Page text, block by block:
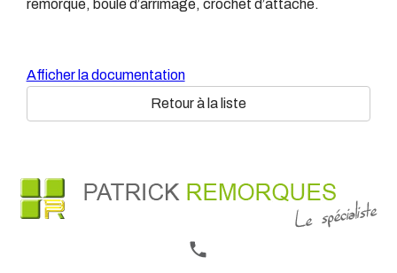
remorque, boule d’arrimage, crochet d’attache.
Afficher la documentation
Retour à la liste